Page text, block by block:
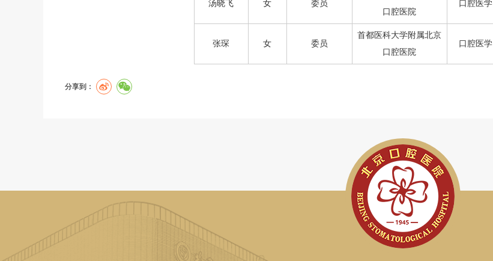
汤晓飞 女 委员
口腔医院
口腔医学
张琛 女 委员
首都医科大学附属北京
口腔医院
口腔医学
分享到：